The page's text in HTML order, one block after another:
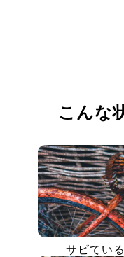
こんな
サビている